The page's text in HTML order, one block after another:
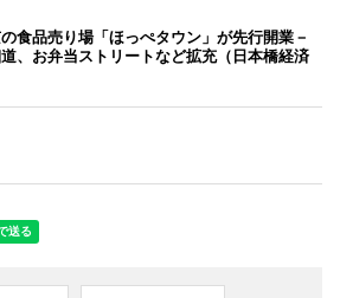
食品売り場「ほっぺタウン」が先行開業－
、お弁当ストリートなど拡充（日本橋経済